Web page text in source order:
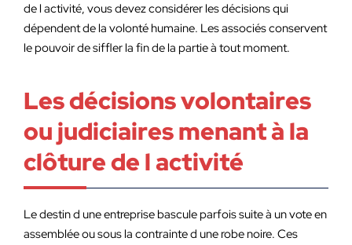
de l activité, vous devez considérer les décisions qui
dépendent de la volonté humaine. Les associés conservent
le pouvoir de siffler la fin de la partie à tout moment.
Les décisions volontaires
ou judiciaires menant à la
clôture de l activité
Le destin d une entreprise bascule parfois suite à un vote en
assemblée ou sous la contrainte d une robe noire. Ces